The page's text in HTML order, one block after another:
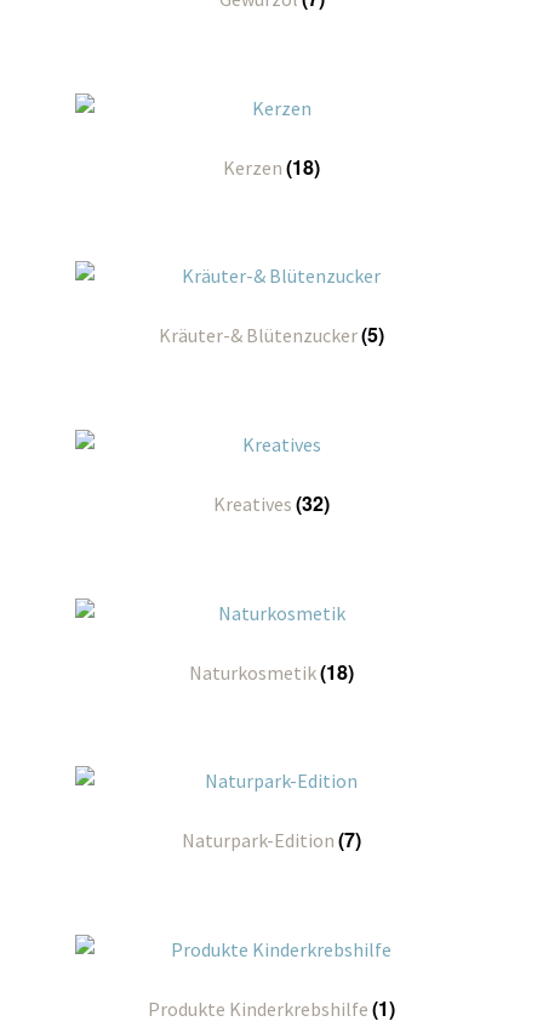
Kerzen (18)
Kräuter-& Blütenzucker(5)
Kreatives (32)
Naturkosmetik(18)
Naturpark-Edition (7)
Produkte Kinderkrebshilfe (1)